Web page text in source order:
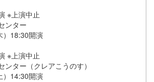
※上演中止
ンター
）18:30開演
※上演中止
ンター（クレアこうのす）
）14:30開演